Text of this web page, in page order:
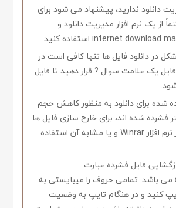
دانلود ندارید، پیشنهاد می شود برای
از یک نرم افزار مدیریت دانلود و
در دانلود فایل ها تنها کافی است در
یک علامت سوال ? قرار دهید تا فایل
شده برای دانلود به منظور کاهش حجم
فشرده شده اند، برای خارج سازی فایل ها
از حالت فشرده از نرم افزار Winrar و یا مشابه آن استفاده
فایل فشرده عبارت
softabzar.com می باشد. تمامی حروف را میبایستی به
کنید و در هنگام تایپ به وضعیت